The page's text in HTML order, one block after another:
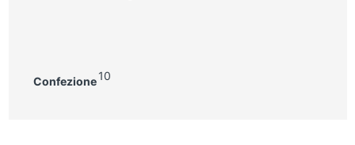
Confezione 10